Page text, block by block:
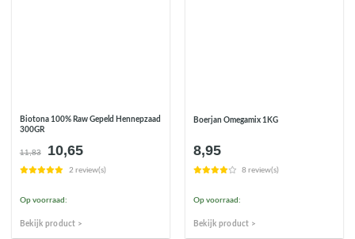
Biotona 100% Raw Gepeld Hennepzaad
300GR
11,83
Oorspronkelijke
prijs
was:
10,65Huidige
prijs
is:
2 review(s)
Op voorraad:
Bekijk product >
Boerjan Omegamix 1KG
8,95
8 review(s)
Op voorraad:
Bekijk product >